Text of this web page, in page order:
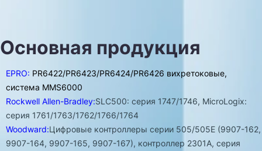
Основная продукция
EPRO: PR6422/PR6423/PR6424/PR6426 вихретоковые,
система MMS6000
Rockwell Allen-Bradley:SLC500: серия 1747/1746, MicroLogix:
серия 1761/1763/1762/1766/1764
Woodward:Цифровые контроллеры серии 505/505E (9907-162,
9907-164, 9907-165, 9907-167), контроллер 2301A, серия